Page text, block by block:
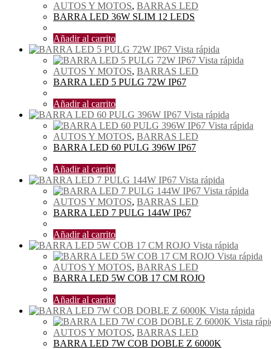
AUTOS Y MOTOS, BARRAS LED
BARRA LED 36W SLIM 12 LEDS
Añadir al carrito
Vista rápida
Vista rápida
AUTOS Y MOTOS, BARRAS LED
BARRA LED 5 PULG 72W IP67
Añadir al carrito
Vista rápida
Vista rápida
AUTOS Y MOTOS, BARRAS LED
BARRA LED 60 PULG 396W IP67
Añadir al carrito
Vista rápida
Vista rápida
AUTOS Y MOTOS, BARRAS LED
BARRA LED 7 PULG 144W IP67
Añadir al carrito
Vista rápida
Vista rápida
AUTOS Y MOTOS, BARRAS LED
BARRA LED 5W COB 17 CM ROJO
Añadir al carrito
Vista rápida
Vista
AUTOS Y MOTOS, BARRAS LED
BARRA LED 7W COB DOBLE Z 6000K